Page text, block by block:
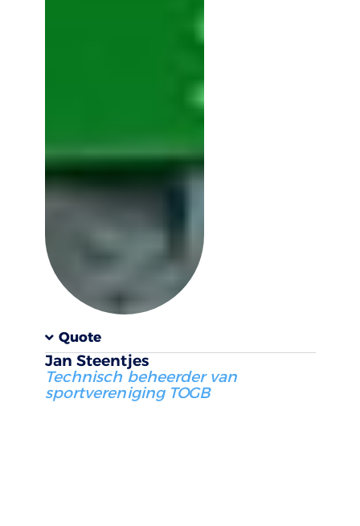
Quote
Jan Steentjes
Technisch beheerder van
sportvereniging TOGB